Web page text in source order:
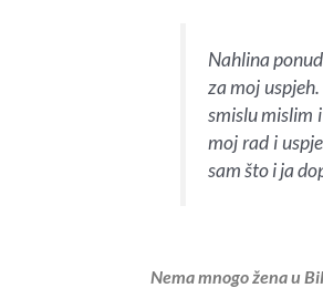
Nahlina
za moj
smislu mislim
moj rad i
sam što i ja
Nema mnogo žena u